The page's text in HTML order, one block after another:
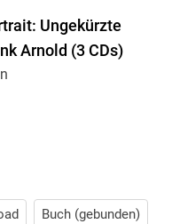
Ungekürzte
Arnold (3 CDs)
Buch (gebunden)